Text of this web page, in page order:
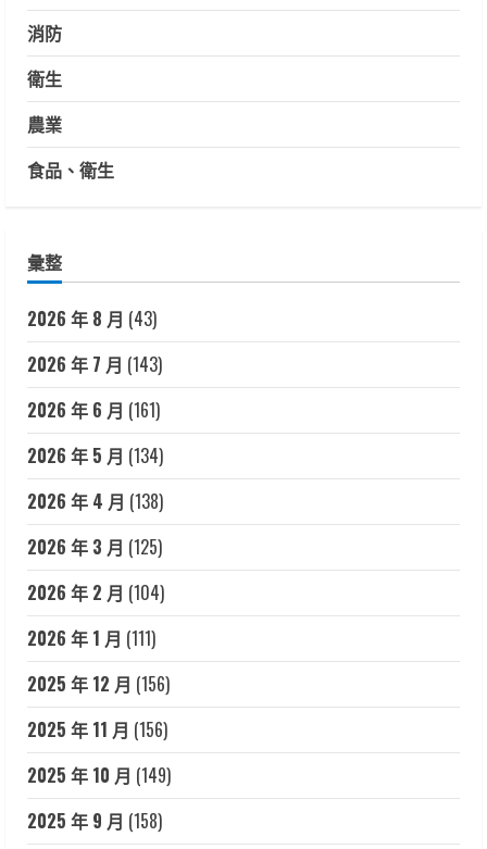
消防
衛生
農業
食品、衛生
彙整
2026 年 8 月 (43)
2026 年 7 月 (143)
2026 年 6 月 (161)
2026 年 5 月 (134)
2026 年 4 月 (138)
2026 年 3 月 (125)
2026 年 2 月 (104)
2026 年 1 月 (111)
2025 年 12 月 (156)
2025 年 11 月 (156)
2025 年 10 月 (149)
2025 年 9 月 (158)